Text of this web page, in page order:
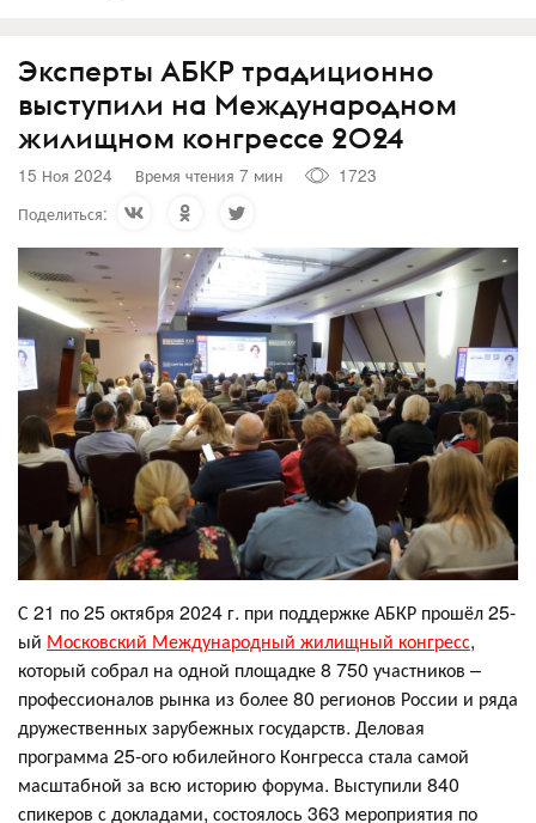
Эксперты АБКР традиционно
выступили на Международном
жилищном конгрессе 2024
15 Ноя 2024 Время чтения 7 мин
1723
Поделиться:
С 21 по 25 октября 2024 г. при поддержке АБКР прошёл 25-
ый Московский Международный жилищный конгресс,
который собрал на одной площадке 8 750 участников –
профессионалов рынка из более 80 регионов России и ряда
дружественных зарубежных государств. Деловая
программа 25-ого юбилейного Конгресса стала самой
масштабной за всю историю форума. Выступили 840
спикеров с докладами, состоялось 363 мероприятия по